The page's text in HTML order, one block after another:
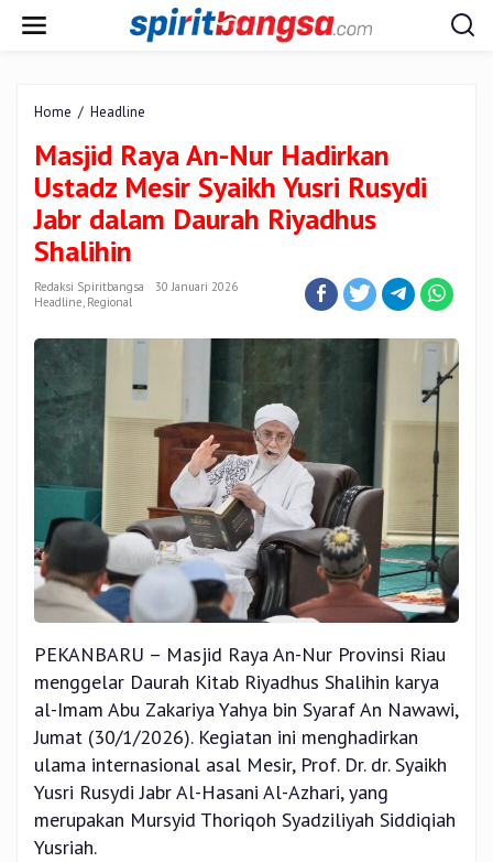
Home / Headline
An-
Nur
Hadirkan
Ustadz
Yusri
dalam
Riyadhus
Shalihin
Masjid Raya An-Nur Hadirkan
Ustadz Mesir Syaikh Yusri Rusydi
Jabr dalam Daurah Riyadhus
Shalihin
Redaksi Spiritbangsa
30 Januari 2026
Headline, Regional
PEKANBARU – Masjid Raya An-Nur Provinsi Riau
menggelar Daurah Kitab Riyadhus Shalihin karya
al-Imam Abu Zakariya Yahya bin Syaraf An Nawawi,
Jumat (30/1/2026). Kegiatan ini menghadirkan
ulama internasional asal Mesir, Prof. Dr. dr. Syaikh
Yusri Rusydi Jabr Al-Hasani Al-Azhari, yang
merupakan Mursyid Thoriqoh Syadziliyah Siddiqiah
Yusriah.